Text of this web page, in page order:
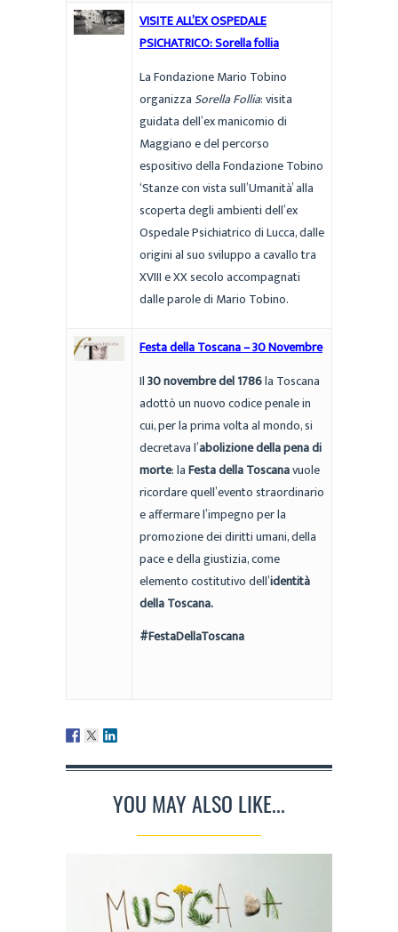
VISITE ALL’EX OSPEDALE
PSICHATRICO: Sorella follia
La Fondazione Mario Tobino
organizza Sorella Follia: visita
guidata dell’ex manicomio di
Maggiano e del percorso
espositivo della Fondazione Tobino
‘Stanze con vista sull’Umanità’ alla
scoperta degli ambienti dell’ex
Ospedale Psichiatrico di Lucca, dalle
origini al suo sviluppo a cavallo tra
XVIII e XX secolo accompagnati
dalle parole di Mario Tobino.
Festa della Toscana – 30 Novembre
Il30 novembre del 1786la Toscana
adottò un nuovo codice penale in
cui, per la prima volta al mondo, si
decretava l’abolizione della pena di
morte: laFesta della Toscanavuole
ricordare quell’evento straordinario
e affermare l’impegno per la
promozione dei diritti umani, della
pace e della giustizia, come
elemento costitutivo dell’identità
della Toscana.
#FestaDellaToscana
YOU MAY ALSO LIKE...